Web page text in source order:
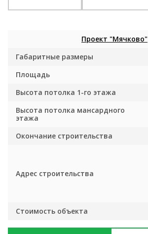
Проект "Мячково"
Габаритные размеры
Площадь
Высота потолка 1-го этажа
Высота потолка мансардного
этажа
Окончание строительства
Адрес строительства
Стоимость объекта